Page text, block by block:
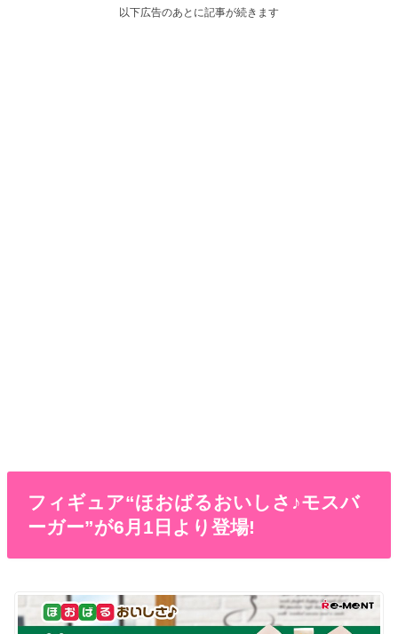
以下広告のあとに記事が続きます
フィギュア“ほおばるおいしさ♪モスバ
ーガー”が6月1日より登場!